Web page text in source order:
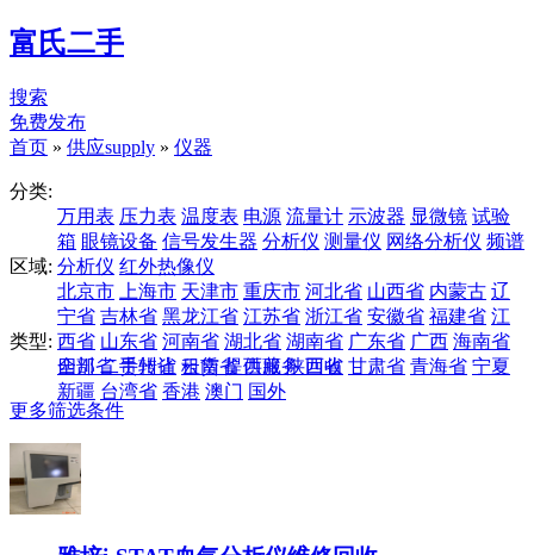
富氏二手
搜索
免费发布
首页 » 供应supply » 仪器
分类:
万用表 压力表 温度表 电源 流量计 示波器 显微镜 试验
箱 眼镜设备 信号发生器 分析仪 测量仪 网络分析仪 频谱
分析仪 红外热像仪
区域:
北京市
上海市 天津市 重庆市 河北省 山西省 内蒙古 辽
宁省 吉林省 黑龙江省 江苏省 浙江省 安徽省 福建省 江
西省 山东省 河南省 湖北省 湖南省 广东省 广西 海南省
四川省 贵州省 云南省 西藏 陕西省 甘肃省 青海省 宁夏
新疆 台湾省 香港 澳门 国外
类型:
全部 二手转让 租赁 提供服务 回收
更多筛选条件